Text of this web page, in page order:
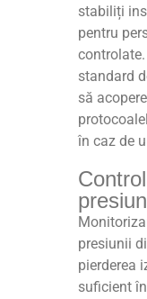
stabiliți
pentru
standard
să
în caz de
presiunii
pierderea
suficient